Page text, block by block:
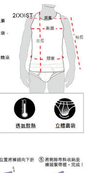
將交易相關給付款項請求債
監護人之同意方可使用
之損失，本公司不負相關責
帳號之用戶狀況，依本公司即
情形，本公司將視審查結果
。若發現惡意使用之情形，
用額度並採取法律行動。
(郵局配送)
小編)
查看運費